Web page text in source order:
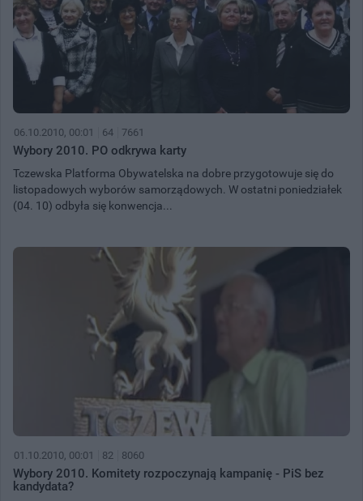
06.10.2010, 00:01 64 7661
Wybory 2010. PO odkrywa karty
Tczewska Platforma Obywatelska na dobre przygotowuje się do
listopadowych wyborów samorządowych. W ostatni poniedziałek
(04. 10) odbyła się konwencja...
01.10.2010, 00:01 82 8060
Wybory 2010. Komitety rozpoczynają kampanię - PiS bez
kandydata?